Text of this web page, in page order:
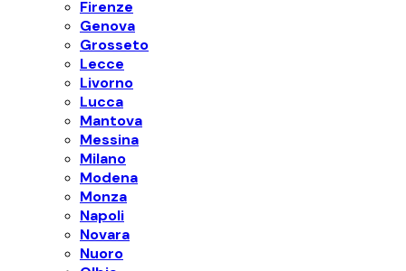
Firenze
Genova
Grosseto
Lecce
Livorno
Lucca
Mantova
Messina
Milano
Modena
Monza
Napoli
Novara
Nuoro